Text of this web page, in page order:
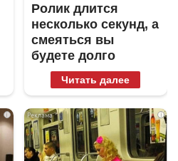
Ролик длится
несколько секунд, а
смеяться вы
будете долго
Читать далее
i i